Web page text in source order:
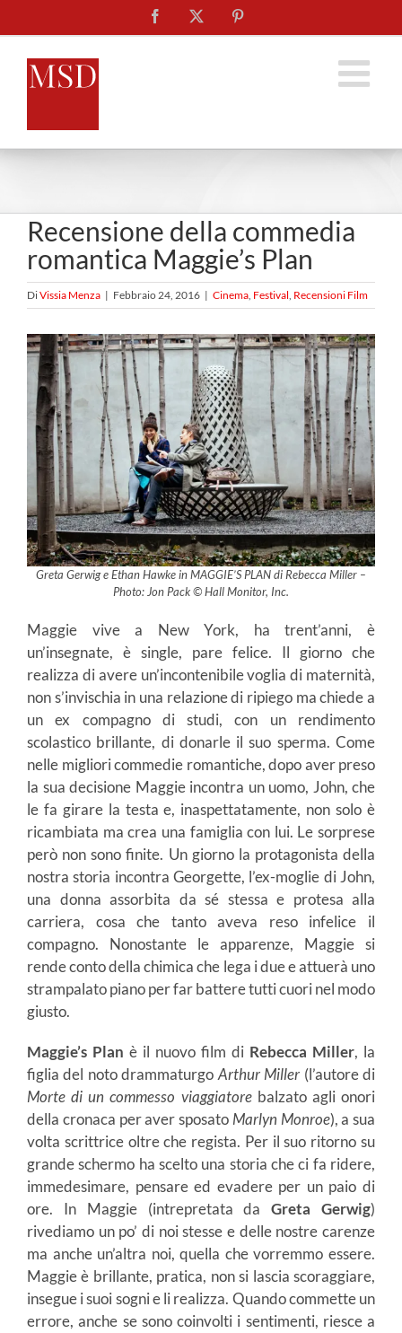
al
contenuto
Facebook
Recensione della commedia
romantica Maggie’s Plan
DiVissia Menza | Febbraio 24, 2016 | Cinema, Festival, Recensioni Film
Greta Gerwig e Ethan Hawke in MAGGIE’S PLAN di Rebecca Miller –
Photo: Jon Pack © Hall Monitor, Inc.
Maggie vive a New York, ha trent’anni, è
un’insegnate, è single, pare felice. Il giorno che
realizza di avere un’incontenibile voglia di maternità,
non s’invischia in una relazione di ripiego ma chiede a
un ex compagno di studi, con un rendimento
scolastico brillante, di donarle il suo sperma. Come
nelle migliori commedie romantiche, dopo aver preso
la sua decisione Maggie incontra un uomo, John, che
le fa girare la testa e, inaspettatamente, non solo è
ricambiata ma crea una famiglia con lui. Le sorprese
però non sono finite. Un giorno la protagonista della
nostra storia incontra Georgette, l’ex-moglie di John,
una donna assorbita da sé stessa e protesa alla
carriera, cosa che tanto aveva reso infelice il
compagno. Nonostante le apparenze, Maggie si
rende conto della chimica che lega i due e attuerà uno
strampalato piano per far battere tutti cuori nel modo
giusto.
Maggie’s Plan è il nuovo film di Rebecca Miller, la
figlia del noto drammaturgo Arthur Miller (l’autore di
Morte di un commesso viaggiatorebalzato agli onori
della cronaca per aver sposato Marlyn Monroe), a sua
volta scrittrice oltre che regista. Per il suo ritorno su
grande schermo ha scelto una storia che ci fa ridere,
immedesimare, pensare ed evadere per un paio di
ore. In Maggie (intrepretata daGreta Gerwig)
rivediamo un po’ di noi stesse e delle nostre carenze
ma anche un’altra noi, quella che vorremmo essere.
Maggie è brillante, pratica, non si lascia scoraggiare,
insegue i suoi sogni e li realizza. Quando commette un
errore, anche se sono coinvolti i sentimenti, riesce a